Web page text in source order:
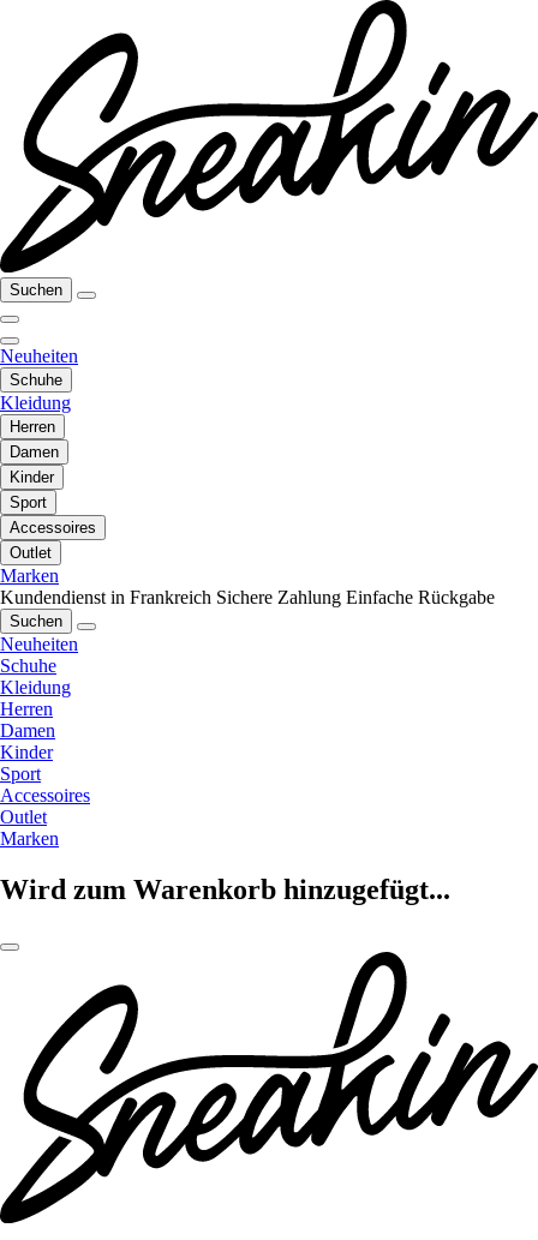
Suchen
Neuheiten
Schuhe
Kleidung
Herren
Damen
Kinder
Sport
Accessoires
Outlet
Marken
Kundendienst in Frankreich Sichere Zahlung Einfache Rückgabe
Suchen
Neuheiten
Schuhe
Kleidung
Herren
Damen
Kinder
Sport
Accessoires
Outlet
Marken
Wird zum Warenkorb hinzugefügt...